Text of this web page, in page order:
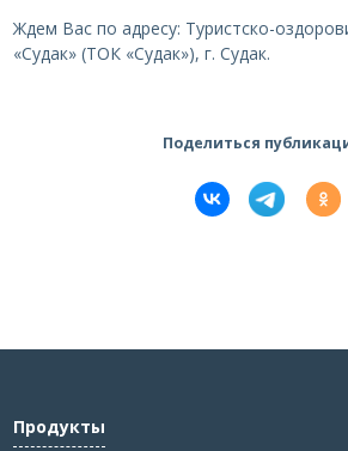
Ждем Вас по адресу: Туристско-
«Судак» (ТОК «Судак»), г. Судак.
Поделиться
Продукты